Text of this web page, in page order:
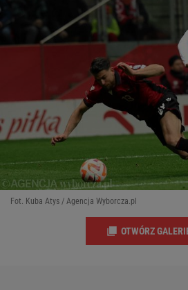
Fot. Kuba Atys / Agencja Wyborcza.pl
OTWÓRZ